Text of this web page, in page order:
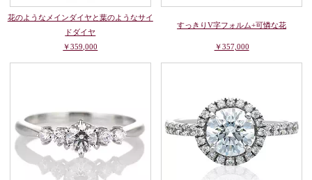
花のようなメインダイヤと葉のようなサイ
ドダイヤ
￥359,000
すっきりV字フォルム+可憐な花
￥357,000